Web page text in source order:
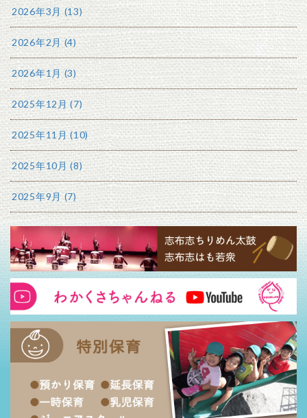
2026年3月 (13)
2026年2月 (4)
2026年1月 (3)
2025年12月 (7)
2025年11月 (10)
2025年10月 (8)
2025年9月 (7)